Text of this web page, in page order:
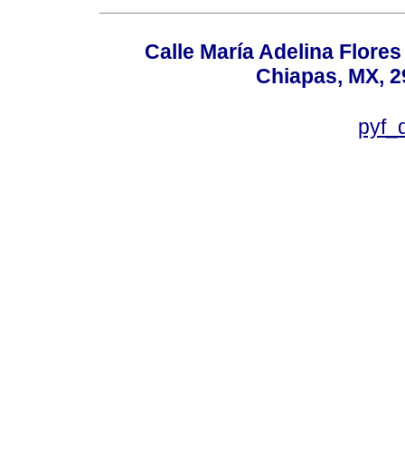
Calle María Adelina
Chiapas, MX,